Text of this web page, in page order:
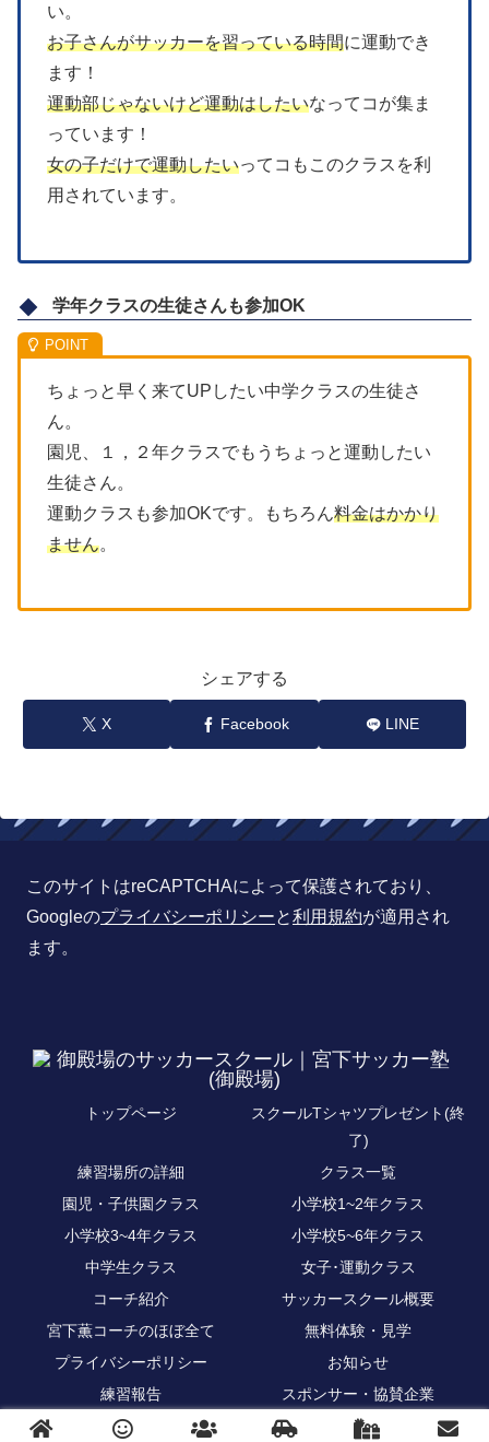
い。
お子さんがサッカーを習っている時間に運動でき
ます！
運動部じゃないけど運動はしたいなってコが集ま
っています！
女の子だけで運動したいってコもこのクラスを利
用されています。
学年クラスの生徒さんも参加OK
ちょっと早く来てUPしたい中学クラスの生徒さ
ん。
園児、１，２年クラスでもうちょっと運動したい
生徒さん。
運動クラスも参加OKです。もちろん料金はかかり
ません。
シェアする
X Facebook LINE
このサイトはreCAPTCHAによって保護されており、
Googleのプライバシーポリシーと利用規約が適用され
ます。
トップページ
スクールTシャツプレゼント(終
了)
練習場所の詳細
クラス一覧
園児・子供園クラス
小学校1~2年クラス
小学校3~4年クラス
小学校5~6年クラス
中学生クラス
女子･運動クラス
コーチ紹介
サッカースクール概要
宮下薫コーチのほぼ全て
無料体験・見学
プライバシーポリシー
お知らせ
練習報告
スポンサー・協賛企業
© 2021 御殿場のサッカースクール｜宮下サッカー塾(御殿場).